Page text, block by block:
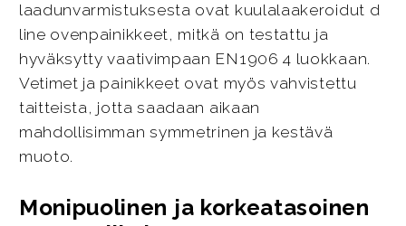
laadunvarmistuksesta ovat kuulalaakeroidut d
line ovenpainikkeet, mitkä on testattu ja
hyväksytty vaativimpaan EN1906 4 luokkaan.
Vetimet ja painikkeet ovat myös vahvistettu
taitteista, jotta saadaan aikaan
mahdollisimman symmetrinen ja kestävä
muoto.
Monipuolinen ja korkeatasoinen